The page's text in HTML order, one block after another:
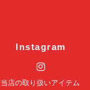
Instagram
当店の取り扱いアイテム